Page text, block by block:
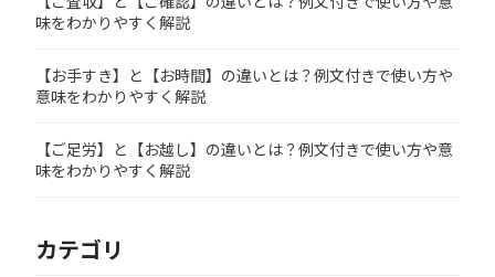
味をわかりやすく解説
【お手すき】と【お時間】の違いとは？例文付きで使い方や
意味をわかりやすく解説
【ご足労】と【お越し】の違いとは？例文付きで使い方や意
味をわかりやすく解説
カテゴリ